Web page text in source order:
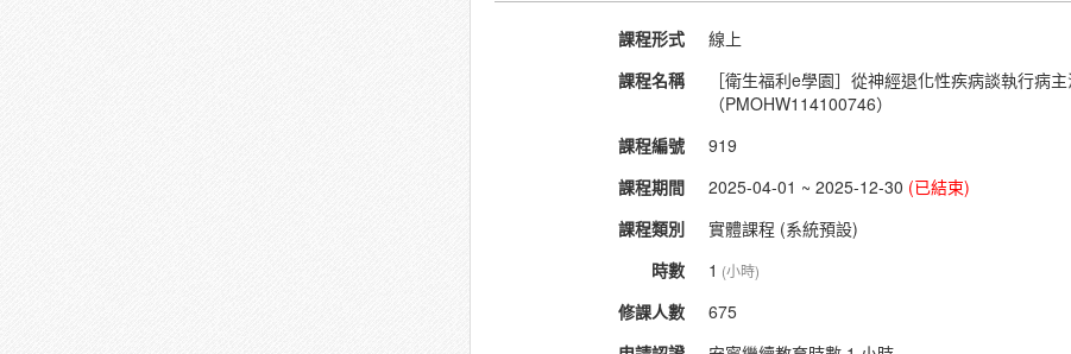
課程形式
線上
課程名稱
［衛生福利e學園］從神經退化性疾病談執行病
（PMOHW114100746）
課程編號
919
課程期間
2025-04-01 ~ 2025-12-30 (已結束)
課程類別
實體課程 (系統預設)
時數
1 (小時)
修課人數
675